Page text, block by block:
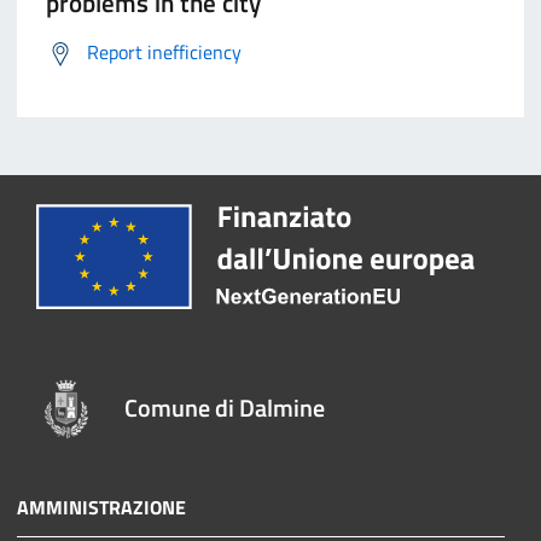
Report inefficiency
Comune di Dalmine
AMMINISTRAZIONE